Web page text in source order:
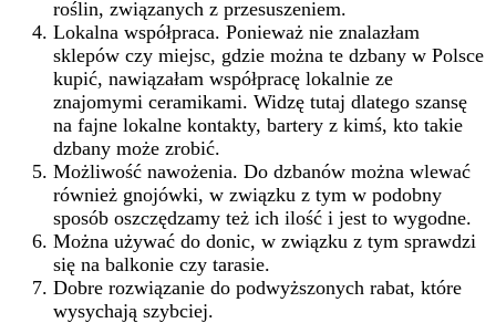
roślin, związanych z przesuszeniem.
Lokalna współpraca. Ponieważ nie znalazłam
sklepów czy miejsc, gdzie można te dzbany w Polsce
kupić, nawiązałam współpracę lokalnie ze
znajomymi ceramikami. Widzę tutaj dlatego szansę
na fajne lokalne kontakty, bartery z kimś, kto takie
dzbany może zrobić.
Możliwość nawożenia. Do dzbanów można wlewać
również gnojówki, w związku z tym w podobny
sposób oszczędzamy też ich ilość i jest to wygodne.
Można używać do donic, w związku z tym sprawdzi
się na balkonie czy tarasie.
Dobre rozwiązanie do podwyższonych rabat, które
wysychają szybciej.